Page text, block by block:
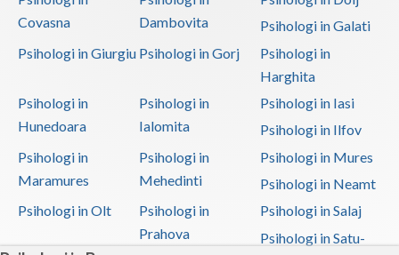
Covasna
Dambovita
Psihologi in Galati
Psihologi in Giurgiu Psihologi in Gorj
Psihologi in
Harghita
Psihologi in
Hunedoara
Psihologi in
Ialomita
Psihologi in Iasi
Psihologi in Ilfov
Psihologi in
Maramures
Psihologi in
Mehedinti
Psihologi in Mures
Psihologi in Neamt
Psihologi in Olt
Psihologi in
Prahova
Psihologi in Salaj
Psihologi in Satu-